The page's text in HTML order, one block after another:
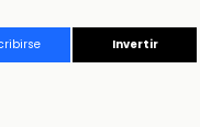
Invertir